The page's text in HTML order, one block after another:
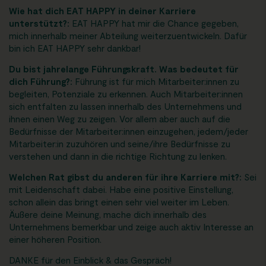
Wie hat dich EAT HAPPY in deiner Karriere
unterstützt?: EAT HAPPY hat mir die Chance gegeben,
mich innerhalb meiner Abteilung weiterzuentwickeln. Dafür
bin ich EAT HAPPY sehr dankbar!
Du bist jahrelange Führungskraft. Was bedeutet für
dich Führung?: Führung ist für mich Mitarbeiter:innen zu
begleiten, Potenziale zu erkennen. Auch Mitarbeiter:innen
sich entfalten zu lassen innerhalb des Unternehmens und
ihnen einen Weg zu zeigen. Vor allem aber auch auf die
Bedürfnisse der Mitarbeiter:innen einzugehen, jedem/jeder
Mitarbeiter:in zuzuhören und seine/ihre Bedürfnisse zu
verstehen und dann in die richtige Richtung zu lenken.
Welchen Rat gibst du anderen für ihre Karriere mit?: Sei
mit Leidenschaft dabei. Habe eine positive Einstellung,
schon allein das bringt einen sehr viel weiter im Leben.
Äußere deine Meinung, mache dich innerhalb des
Unternehmens bemerkbar und zeige auch aktiv Interesse an
einer höheren Position.
DANKE für den Einblick & das Gespräch!